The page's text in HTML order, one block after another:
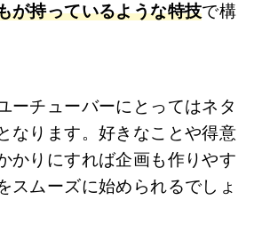
が持っているような特技で構
ーチューバーにとってはネタ
なります。好きなことや得意
かりにすれば企画も作りやす
スムーズに始められるでしょ